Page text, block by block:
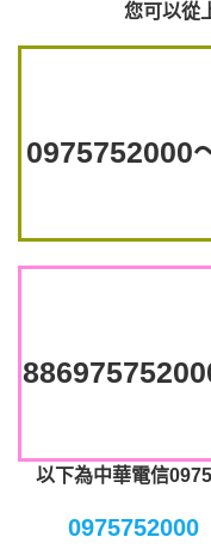
您可以從
0975752000
以下為中華電信
0975752000